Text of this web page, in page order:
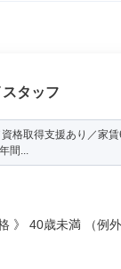
タッフ
格取得支援あり／家
間...
》 40歳未満 （例